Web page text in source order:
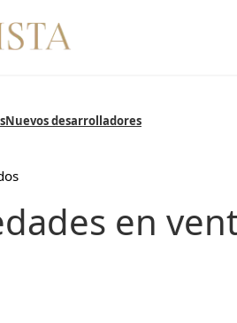
Nuevos desarrolladores
en